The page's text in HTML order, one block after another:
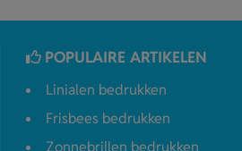
POPULAIRE ARTIKELEN
Linialen bedrukken
Frisbees bedrukken
Zonnebrillen bedrukken